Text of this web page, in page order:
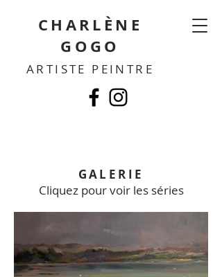
CHARLÈNE
GOGO
ARTISTE PEINTRE
GALERIE
Cliquez pour voir les séries